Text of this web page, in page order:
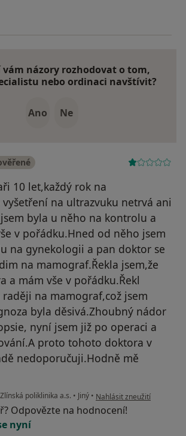
vám názory rozhodovat o tom,
nebo ordinaci navštívit?
Ano Ne
10 let,každý rok na
na ultrazvuku netrvá ani
byla u něho na kontrolu a
v pořádku.Hned od něho jsem
na gynekologii a pan doktor se
na mamograf.Řekla jsem,že
a mám vše v pořádku.Řekl
raději na mamograf,což jsem
byla děsivá.Zhoubný nádor
nyní jsem již po operaci a
proto tohoto doktora v
nedoporučuji.Hodně mě
Zlínská poliklinika a.s. • Jiný • podle názoru uživatele D.M
Nahlásit zneužití
Odpovězte na hodnocení!
nyní